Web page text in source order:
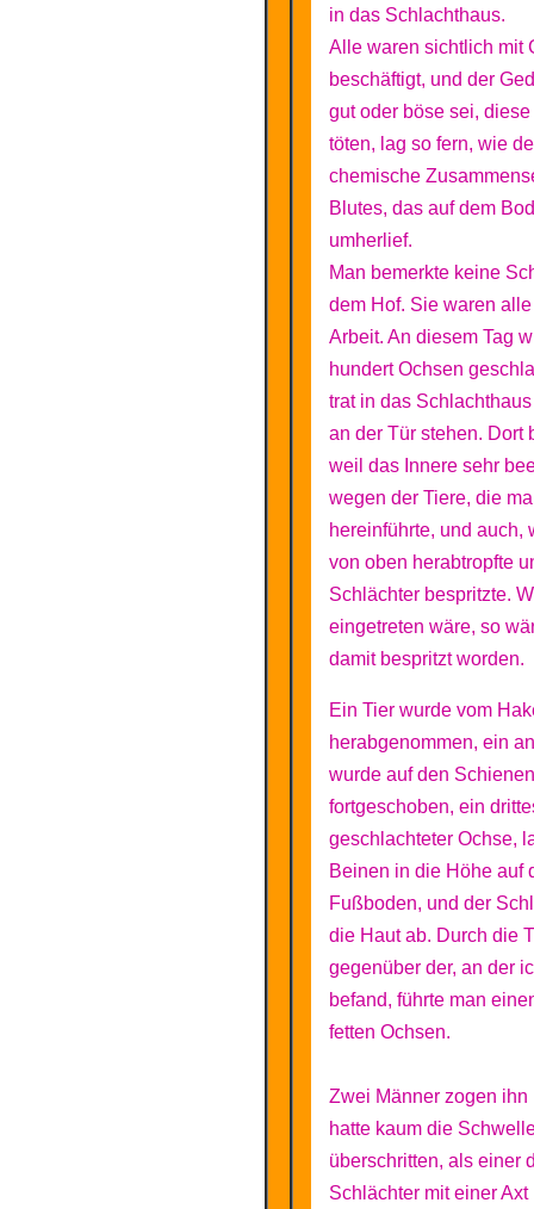
in das Schlachthaus.
Alle waren sichtlich mit
beschäftigt, und der
gut oder böse sei,
töten, lag so fern, wie
chemische
Blutes, das auf dem
umherlief.
Man bemerkte keine
dem Hof. Sie waren
Arbeit. An diesem Tag
hundert Ochsen
trat in das
an der Tür stehen. Dort
weil das Innere sehr
wegen der Tiere, die
hereinführte, und auch,
von oben herabtropfte
Schlächter bespritzte.
eingetreten wäre, so
damit bespritzt worden.
Ein Tier wurde vom
herabgenommen, ein
wurde auf den Schienen
fortgeschoben, ein
geschlachteter Ochse,
Beinen in die Höhe auf
Fußboden, und der
die Haut ab. Durch die
gegenüber der, an der
befand, führte man
fetten Ochsen.
Zwei Männer zogen ihn
hatte kaum die
überschritten, als einer
Schlächter mit einer Axt